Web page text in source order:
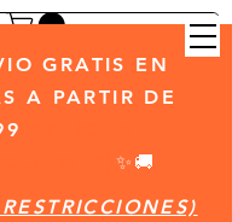
GRATIS EN
A PARTIR DE
✨🚚